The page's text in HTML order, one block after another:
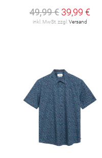
49,99 € 39,99 €
inkl. MwSt. zzgl. Versand